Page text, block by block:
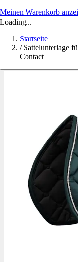
Meinen Warenkorb
Loading...
Startseite
/ Sattelunterlage
Contact